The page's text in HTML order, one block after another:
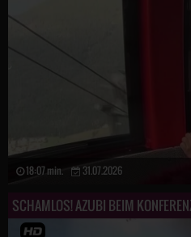
18:07 min. 31.07.2026
SCHAMLOS! AZUBI BEIM